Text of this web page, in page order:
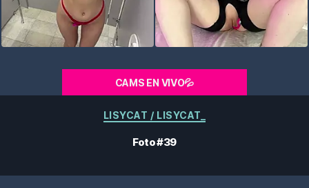
CAMS EN VIVO💦
Categorías
LISYCAT / LISYCAT_
Foto #39